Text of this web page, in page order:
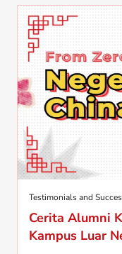
Testimonials and
Cerita Alumni
Kampus Luar